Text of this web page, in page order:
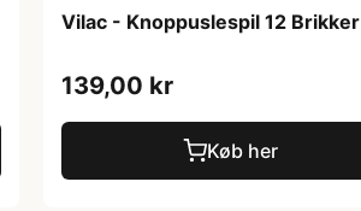
Vilac - Knoppuslespil 12 Brikker
139,00 kr
Køb her